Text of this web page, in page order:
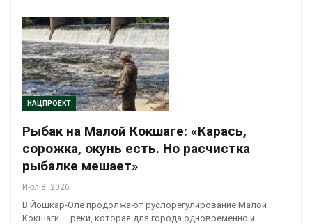
НАЦПРОЕКТ
Рыбак на Малой Кокшаге: «Карась,
сорожка, окунь есть. Но расчистка
рыбалке мешает»
Июл 8, 2026
В Йошкар-Оле продолжают руслорегулирование Малой
Кокшаги — реки, которая для города одновременно и